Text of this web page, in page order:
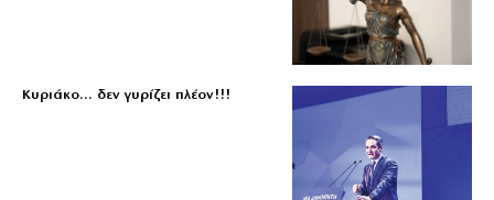
Κυριάκο… δεν γυρίζει πλέον!!!